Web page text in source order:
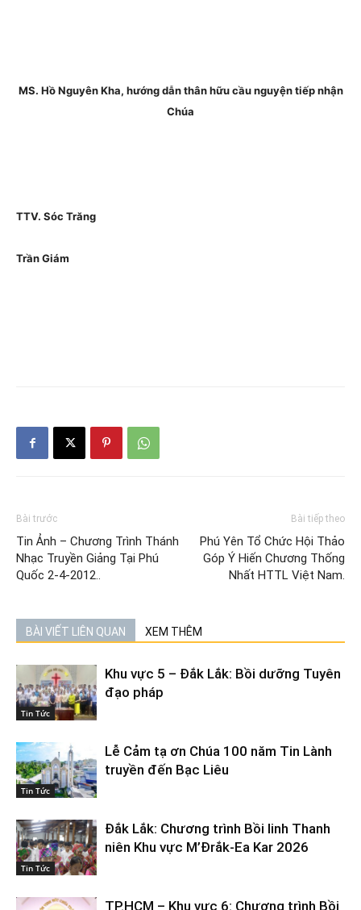
MS. Hồ Nguyên Kha, hướng dẫn thân hữu cầu nguyện tiếp nhận
Chúa
TTV. Sóc Trăng
Trần Giám
Bài trước
Tin Ảnh – Chương Trình Thánh
Nhạc Truyền Giảng Tại Phú
Quốc 2-4-2012..
Bài tiếp theo
Phú Yên Tổ Chức Hội Thảo
Góp Ý Hiến Chương Thống
Nhất HTTL Việt Nam.
BÀI VIẾT LIÊN QUAN XEM THÊM
Tin Tức
Khu vực 5 – Đắk Lắk: Bồi dưỡng Tuyên
đạo pháp
Tin Tức
Lễ Cảm tạ ơn Chúa 100 năm Tin Lành
truyền đến Bạc Liêu
Tin Tức
Đắk Lắk: Chương trình Bồi linh Thanh
niên Khu vực M’Đrắk-Ea Kar 2026
TP.HCM – Khu vực 6: Chương trình Bồi